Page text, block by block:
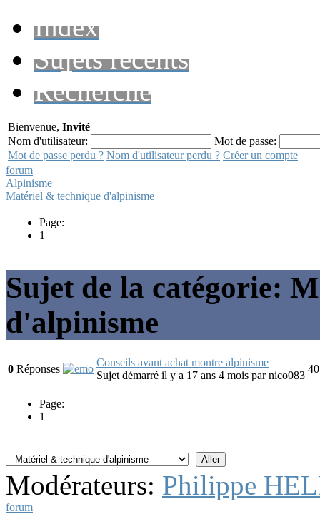
Index
Sujets récents
Recherche
Bienvenue, Invité
Nom d'utilisateur:
Mot de passe:
Mot de passe perdu ? Nom d'utilisateur perdu ? Créer un compte
forum
Alpinisme
Matériel & technique d'alpinisme
Page:
1
Sujet de la catégorie:
d'alpinisme
0 Réponses
Conseils avant achat montre alpinisme
Sujet démarré il y a 17 ans 4 mois parnico083
Page:
1
Modérateurs: Philippe
forum